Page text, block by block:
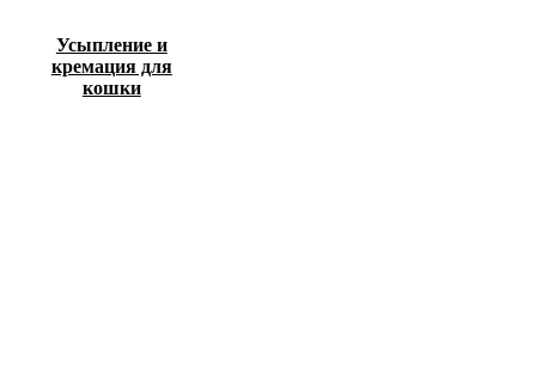
Усыпление и
кремация для
кошки